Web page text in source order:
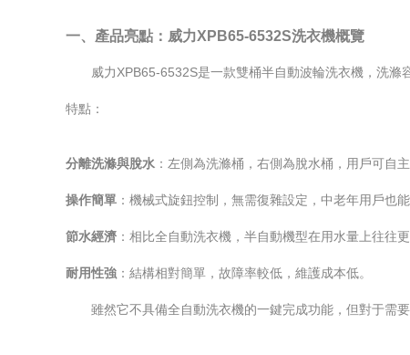
一、產品亮點：威力XPB65-6532S洗衣機概覽
威力XPB65-6532S是一款雙桶半自動波輪洗衣機，洗
特點：
分離洗滌與脫水 ：左側為洗滌桶，右側為脫水桶，用戶可自
操作簡單 ：機械式旋鈕控制，無需復雜設定，中老年用戶也能
節水經濟 ：相比全自動洗衣機，半自動機型在用水量上往往
耐用性強 ：結構相對簡單，故障率較低，維護成本低。
雖然它不具備全自動洗衣機的一鍵完成功能，但對于需